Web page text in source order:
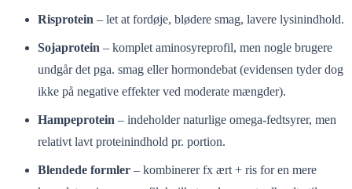
Risprotein – let at fordøje, blødere smag, lavere lysinindhold.
Sojaprotein – komplet aminosyreprofil, men nogle brugere
undgår det pga. smag eller hormondebat (evidensen tyder dog
ikke på negative effekter ved moderate mængder).
Hampeprotein – indeholder naturlige omega-fedtsyrer, men
relativt lavt proteinindhold pr. portion.
Blendede formler – kombinerer fx ært + ris for en mere